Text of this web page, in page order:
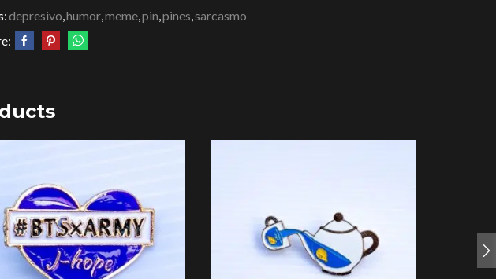
depresivo,humor,meme,pin,pines,sarcasmo